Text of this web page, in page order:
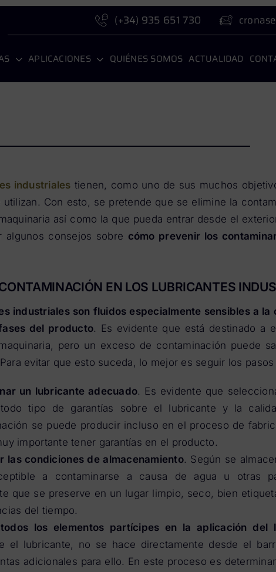
(+34) 935 651 730
APLICACIONES QUIÉNES SOMOS ACTUALIDAD
industriales tienen, como uno de sus muchos
Con esto, se pretende que se elimine la
así como la que pueda entrar desde el
algunos consejos sobre cómo prevenir los
EN LOS LUBRICANTES
industriales son fluidos especialmente sensibles a la
del producto. Es evidente que está destinado a
pero un exceso de contaminación puede
evitar que esto suceda, lo mejor es seguir los
un lubricante adecuado. Es evidente que
tipo de garantías sobre el lubricante y la
se puede producir incluso en el proceso de
importante tener garantías en el producto.
las condiciones de almacenamiento. Según se
a contaminarse a causa de agua u otras
que se preserve en un lugar limpio, seco, bien
del tiempo.
los elementos partícipes en la aplicación del
el lubricante, no se hace directamente desde el
adicionales para ello. En este proceso es